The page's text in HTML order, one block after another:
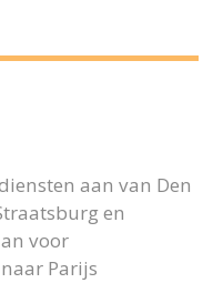
aan van Den
en
voor
Parijs